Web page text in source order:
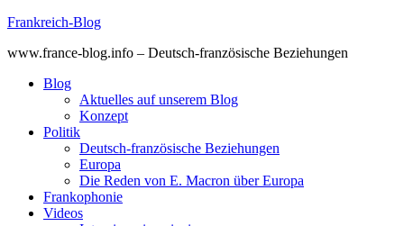
Skip
content
Frankreich-Blog
www.france-blog.info – Deutsch-französische Beziehungen
Blog
Aktuelles auf unserem Blog
Konzept
Politik
Deutsch-französische Beziehungen
Europa
Die Reden von E. Macron über Europa
Frankophonie
Videos